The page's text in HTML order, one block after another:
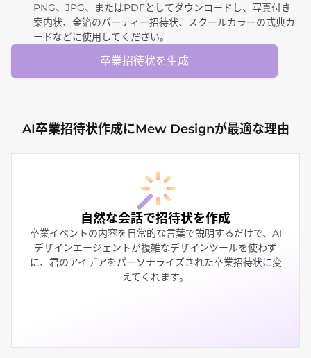
PNG、JPG、またはPDFとしてダウンロードし、写真付き
案内状、金箔のパーティー招待状、スクールカラーの式典カ
ードなどに使用してください。
卒業招待状を生成
AI卒業招待状作成にMew Designが最適な理由
自然な会話で招待状を作成
卒業イベントの内容を日常的な言葉で説明するだけで、AI
デザインエージェントが複雑なデザインツールを使わず
に、君のアイデアをパーソナライズされた卒業招待状に変
えてくれます。